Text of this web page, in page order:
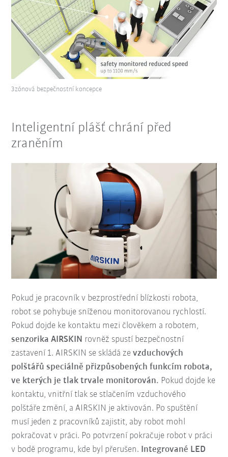
3zónová bezpečnostní koncepce
Inteligentní plášť chrání před
zraněním
Pokud je pracovník v bezprostřední blízkosti robota,
robot se pohybuje sníženou monitorovanou rychlostí.
Pokud dojde ke kontaktu mezi člověkem a robotem,
senzorika AIRSKIN rovněž spustí bezpečnostní
zastavení 1. AIRSKIN se skládá zevzduchových
polštářů speciálně přizpůsobených funkcím robota,
ve kterých je tlak trvale monitorován. Pokud dojde ke
kontaktu, vnitřní tlak se stlačením vzduchového
polštáře změní, a AIRSKIN je aktivován. Po spuštění
musí jeden z pracovníků zajistit, aby robot mohl
pokračovat v práci. Po potvrzení pokračuje robot v práci
v bodě programu, kde byl přerušen. Integrované LED